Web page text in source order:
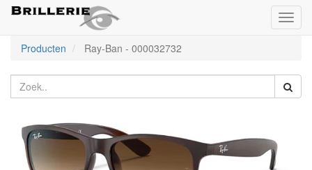
Producten
Ray-Ban - 000032732